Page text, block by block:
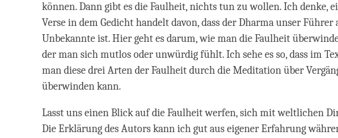
können. Dann gibt es die Faulheit, nichts tun zu wollen. Ich denke,
Verse in dem Gedicht handelt davon, dass der Dharma unser
Unbekannte ist. Hier geht es darum, wie man die Faulheit
der man sich mutlos oder unwürdig fühlt. Ich sehe es so, dass im
man diese drei Arten der Faulheit durch die Meditation über
überwinden kann.
Lasst uns einen Blick auf die Faulheit werfen, sich mit weltlichen
Die Erklärung des Autors kann ich gut aus eigener Erfahrung